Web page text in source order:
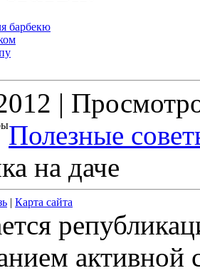
барбекю
|
Полезные
на даче
| Карта сайта